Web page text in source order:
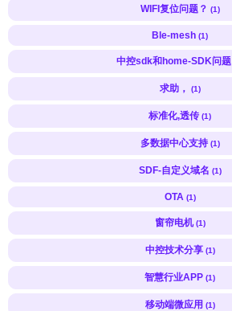
WIFI复位问题？ (1)
Ble-mesh (1)
中控sdk和home-SDK问题
求助， (1)
标准化,透传 (1)
多数据中心支持 (1)
SDF-自定义域名 (1)
OTA (1)
窗帘电机 (1)
中控技术分享 (1)
智慧行业APP (1)
移动端微应用 (1)